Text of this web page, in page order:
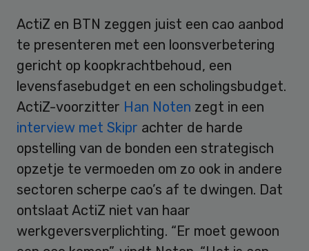
ActiZ en BTN zeggen juist een cao aanbod
te presenteren met een loonsverbetering
gericht op koopkrachtbehoud, een
levensfasebudget en een scholingsbudget.
ActiZ-voorzitter Han Noten zegt in een
interview met Skipr achter de harde
opstelling van de bonden een strategisch
opzetje te vermoeden om zo ook in andere
sectoren scherpe cao’s af te dwingen. Dat
ontslaat ActiZ niet van haar
werkgeversverplichting. “Er moet gewoon